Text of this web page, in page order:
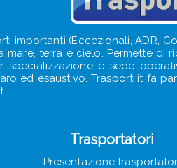
importanti (Eccezionali, ADR,
terra e cielo. Permette di
specializzazione e sede
ed esaustivo. Trasporti.it fa
Trasportatori
Presentazione